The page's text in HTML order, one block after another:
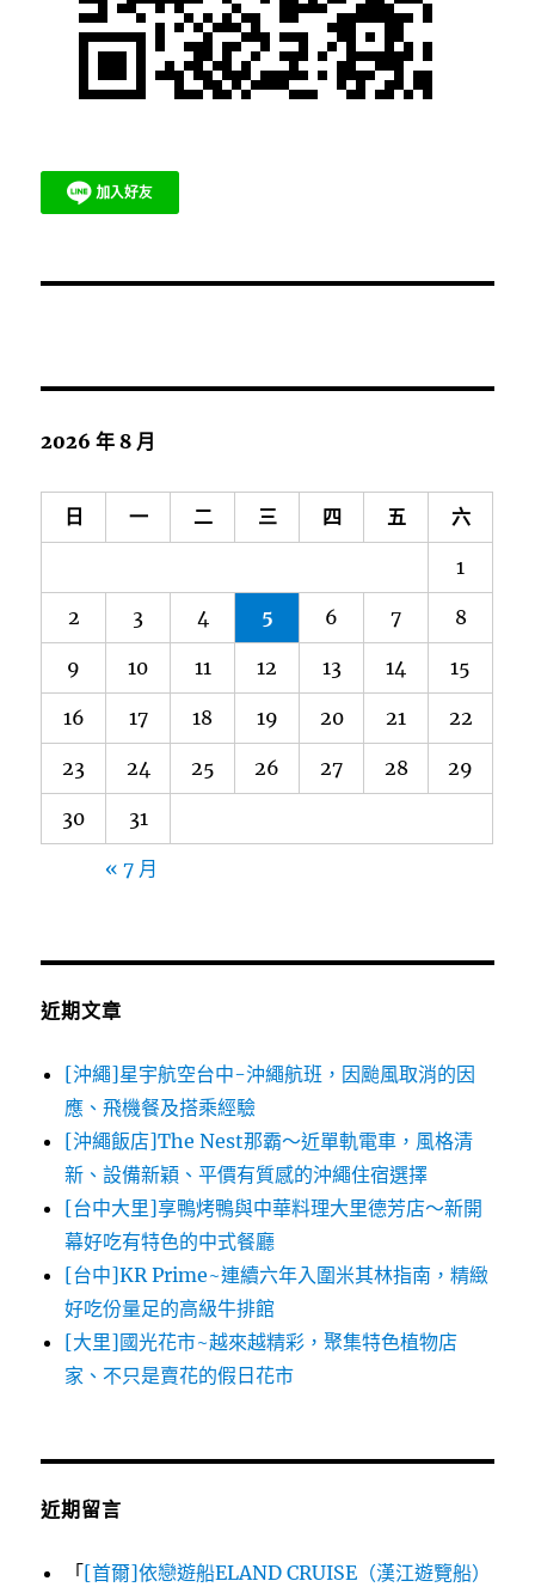
2026 年 8 月
日 一 二 三 四 五 六
1
2 3 4 5 6 7 8
9 10 11 12 13 14 15
16 17 18 19 20 21 22
23 24 25 26 27 28 29
30 31
« 7 月
近期文章
[沖繩]星宇航空台中-沖繩航班，因颱風取消的因
應、飛機餐及搭乘經驗
[沖繩飯店]The Nest那霸～近單軌電車，風格清
新、設備新穎、平價有質感的沖繩住宿選擇
[台中大里]享鴨烤鴨與中華料理大里德芳店～新開
幕好吃有特色的中式餐廳
[台中]KR Prime~連續六年入圍米其林指南，精緻
好吃份量足的高級牛排館
[大里]國光花市~越來越精彩，聚集特色植物店
家、不只是賣花的假日花市
近期留言
「[首爾]依戀遊船ELAND CRUISE（漢江遊覽船）